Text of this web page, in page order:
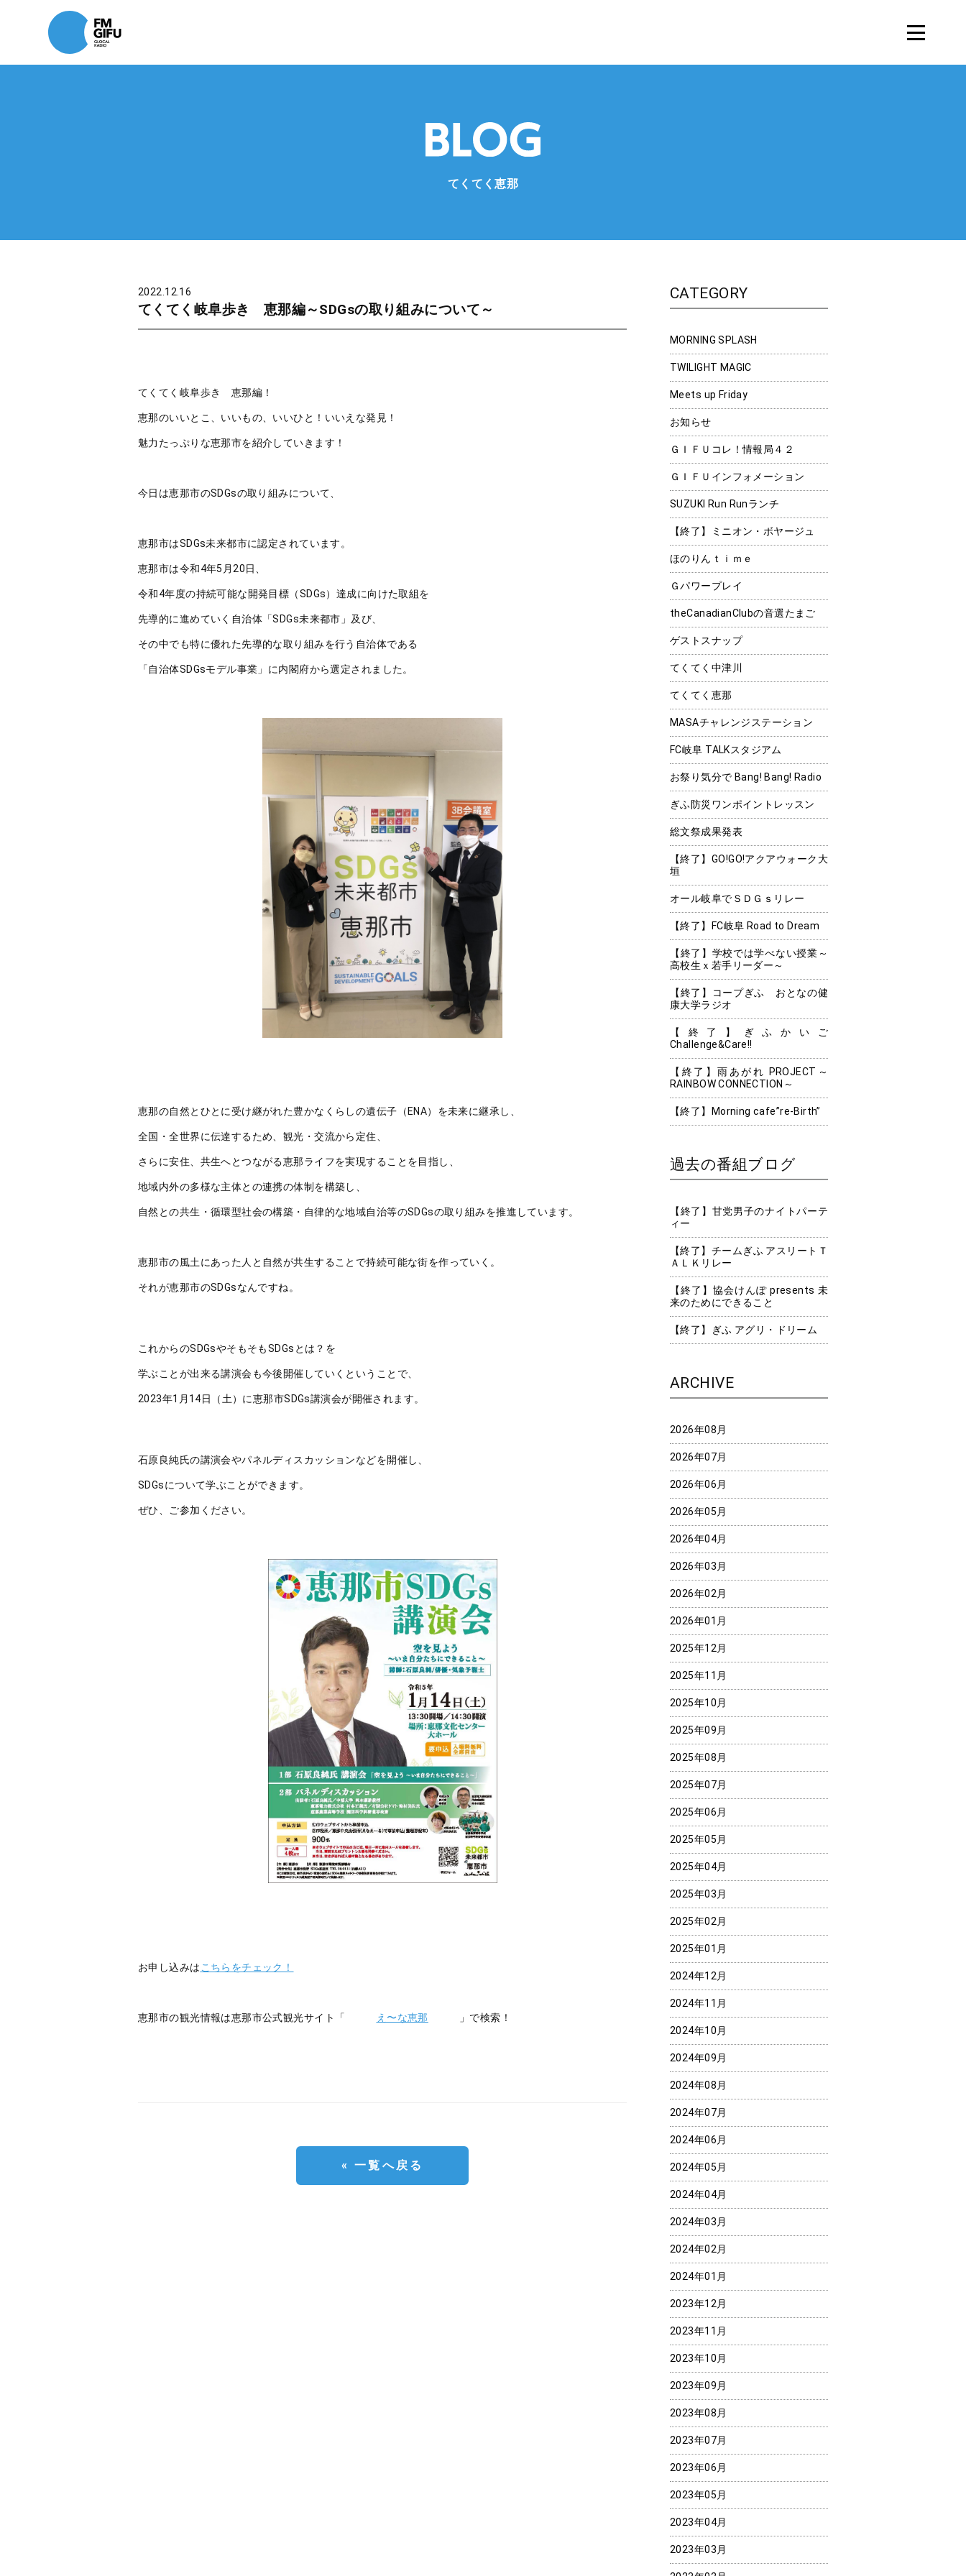
てくてく恵那
2022.12.16
てくてく岐阜歩き 恵那編～SDGsの取り組みについて～
てくてく岐阜歩き 恵那編！
恵那のいいとこ、いいもの、いいひと！いいえな発見！
魅力たっぷりな恵那市を紹介していきます！
今日は恵那市のSDGsの取り組みについて、
恵那市はSDGs未来都市に認定されています。
恵那市は令和4年5月20日、
令和4年度の持続可能な開発目標（SDGs）達成に向けた取組を
先導的に進めていく自治体「SDGs未来都市」及び、
その中でも特に優れた先導的な取り組みを行う自治体である
「自治体SDGsモデル事業」に内閣府から選定されました。
恵那の自然とひとに受け継がれた豊かなくらしの遺伝子（ENA）を未来に継承し、
全国・全世界に伝達するため、観光・交流から定住、
さらに安住、共生へとつながる恵那ライフを実現することを目指し、
地域内外の多様な主体との連携の体制を構築し、
自然との共生・循環型社会の構築・自律的な地域自治等のSDGsの取り組みを推進しています。
恵那市の風土にあった人と自然が共生することで持続可能な街を作っていく。
それが恵那市のSDGsなんですね。
これからのSDGsやそもそもSDGsとは？を
学ぶことが出来る講演会も今後開催していくということで、
2023年1月14日（土）に恵那市SDGs講演会が開催されます。
石原良純氏の講演会やパネルディスカッションなどを開催し、
SDGsについて学ぶことができます。
ぜひ、ご参加ください。
お申し込みはこちらをチェック！
恵那市の観光情報は恵那市公式観光サイト「 え〜な恵那 」で検索！
« 一覧へ戻る
CATEGORY
MORNING SPLASH
TWILIGHT MAGIC
Meets up Friday
お知らせ
ＧＩＦＵコレ！情報局４２
ＧＩＦＵインフォメーション
SUZUKI Run Runランチ
【終了】ミニオン・ボヤージュ
ほのりんｔｉｍｅ
Ｇパワープレイ
theCanadianClubの音選たまご
ゲストスナップ
てくてく中津川
てくてく恵那
MASAチャレンジステーション
FC岐阜 TALKスタジアム
お祭り気分で Bang! Bang! Radio
ぎふ防災ワンポイントレッスン
総文祭成果発表
【終了】GO!GO!アクアウォーク大
垣
オール岐阜でＳＤＧｓリレー
【終了】FC岐阜 Road to Dream
【終了】学校では学べない授業～
高校生ｘ若手リーダー～
【終了】コープぎふ おとなの健
康大学ラジオ
【終了】ぎふかいご
Challenge&Care!!
【終了】雨あがれ PROJECT～
RAINBOW CONNECTION～
【終了】Morning cafe”re-Birth”
過去の番組ブログ
【終了】甘党男子のナイトパーテ
ィー
【終了】チームぎふ アスリートＴ
ＡＬＫリレー
【終了】協会けんぽ presents 未
来のためにできること
【終了】ぎふ アグリ・ドリーム
ARCHIVE
2026年08月
2026年07月
2026年06月
2026年05月
2026年04月
2026年03月
2026年02月
2026年01月
2025年12月
2025年11月
2025年10月
2025年09月
2025年08月
2025年07月
2025年06月
2025年05月
2025年04月
2025年03月
2025年02月
2025年01月
2024年12月
2024年11月
2024年10月
2024年09月
2024年08月
2024年07月
2024年06月
2024年05月
2024年04月
2024年03月
2024年02月
2024年01月
2023年12月
2023年11月
2023年10月
2023年09月
2023年08月
2023年07月
2023年06月
2023年05月
2023年04月
2023年03月